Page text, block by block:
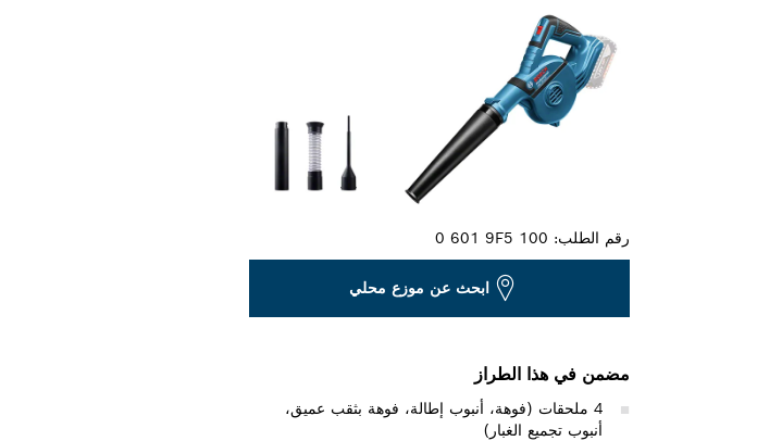
رقم الطلب: 0 601 9F5 100
ابحث عن موزع محلي
مضمن في هذا الطراز
4 ملحقات (فوهة، أنبوب إطالة، فوهة بثقب عميق،
أنبوب تجميع الغبار)